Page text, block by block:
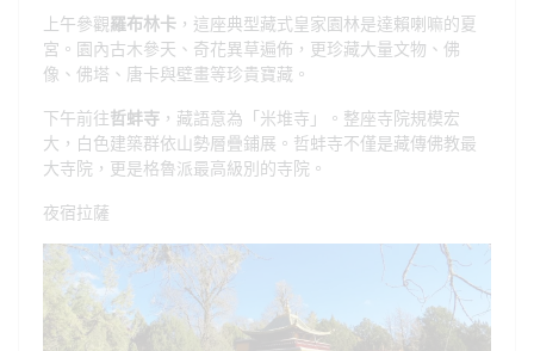
上午參觀羅布林卡 ，這座典型藏式皇家園林是達賴喇嘛的夏
宮。園內古木參天、奇花異草遍佈，更珍藏大量文物、佛
像、佛塔、唐卡與壁畫等珍貴寶藏。
下午前往哲蚌寺 ，藏語意為「米堆寺」。整座寺院規模宏
大，白色建築群依山勢層疊鋪展。哲蚌寺不僅是藏傳佛教最
大寺院，更是格魯派最高級別的寺院。
夜宿拉薩